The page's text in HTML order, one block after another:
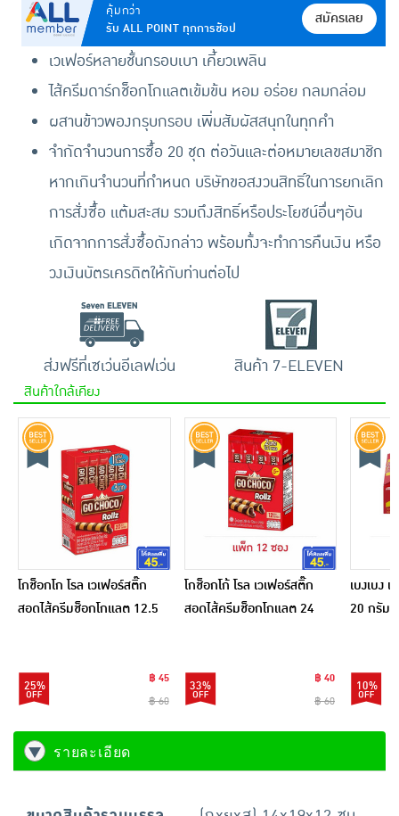
คุ้มกว่า
รับ ALL POINT ทุกการช้อป
สมัครเลย
เวเฟอร์หลายชั้นกรอบเบา เคี้ยวเพลิน
ไส้ครีมดาร์กช็อกโกแลตเข้มข้น หอม อร่อย กลมกล่อม
ผสานข้าวพองกรุบกรอบ เพิ่มสัมผัสสนุกในทุกคำ
จำกัดจำนวนการซื้อ 20 ชุด ต่อวันและต่อหมายเลขสมาชิก
หากเกินจำนวนที่กำหนด บริษัทขอสงวนสิทธิ์ในการยกเลิก
การสั่งซื้อ แต้มสะสม รวมถึงสิทธิ์หรือประโยชน์อื่นๆอัน
เกิดจากการสั่งซื้อดังกล่าว พร้อมทั้งจะทำการคืนเงิน หรือ
วงเงินบัตรเครดิตให้กับท่านต่อไป
ส่งฟรีที่เซเว่นอีเลฟเว่น สินค้า 7-ELEVEN
สินค้าใกล้เคียง
โกช็อกโก โรล เวเฟอร์สติ๊ก
สอดไส้ครีมช็อกโกแลต 12.5
25%
฿ 45
฿ 60
โกช็อกโก้ โรล เวเฟอร์สติ๊ก
สอดไส้ครีมช็อกโกแลต 24
33%
฿ 40
฿ 60
เบงเบง
20 กรัม
10%
รายละเอียด